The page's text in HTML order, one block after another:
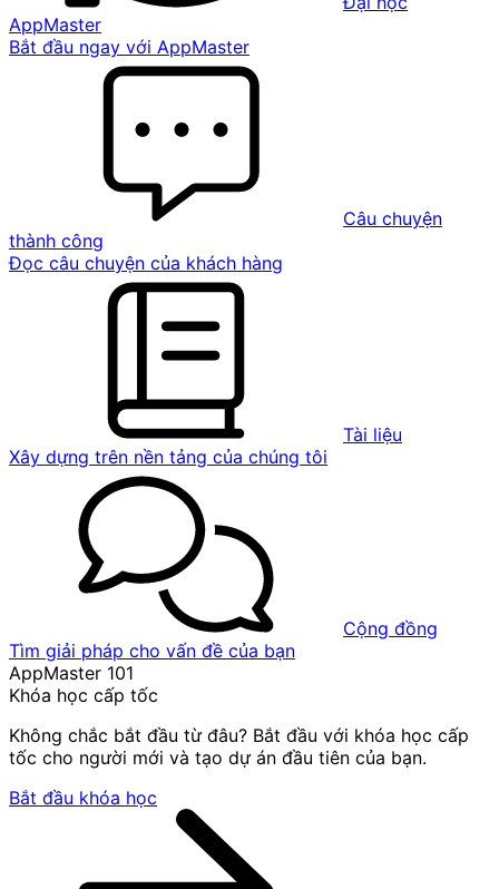
AppMaster
Bắt đầu ngay với AppMaster
Câu chuyện
thành công
Đọc câu chuyện của khách hàng
Tài liệu
Xây dựng trên nền tảng của chúng tôi
Cộng đồng
Tìm giải pháp cho vấn đề của bạn
AppMaster 101
Khóa học cấp tốc
Không chắc bắt đầu từ đâu? Bắt đầu với khóa học cấp
tốc cho người mới và tạo dự án đầu tiên của bạn.
Bắt đầu khóa học